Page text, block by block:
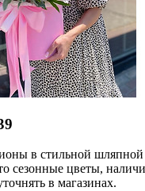
в стильной шляпной
сезонные цветы,
в магазинах.